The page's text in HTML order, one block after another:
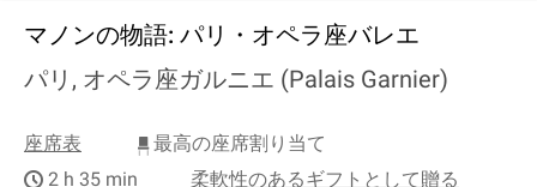
マノンの物語: パリ・オペラ座バレエ
パリ, オペラ座ガルニエ (Palais Garnier)
座席表
最高の座席割り当て
2 h 35 min
柔軟性のあるギフトとして贈る